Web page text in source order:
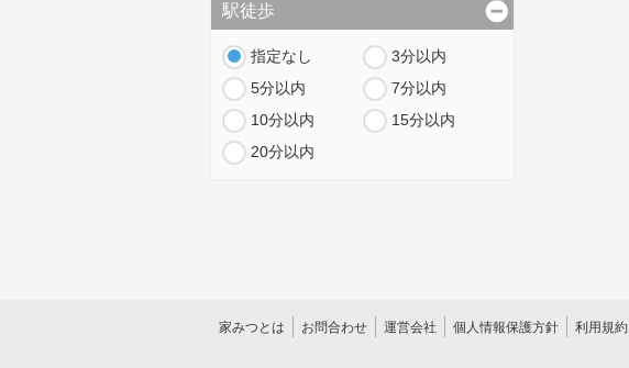
駅徒歩
指定なし
3分以内
5分以内
7分以内
10分以内
15分以内
20分以内
家みつとは お問合わせ 運営会社 個人情報保護方針 利用規約